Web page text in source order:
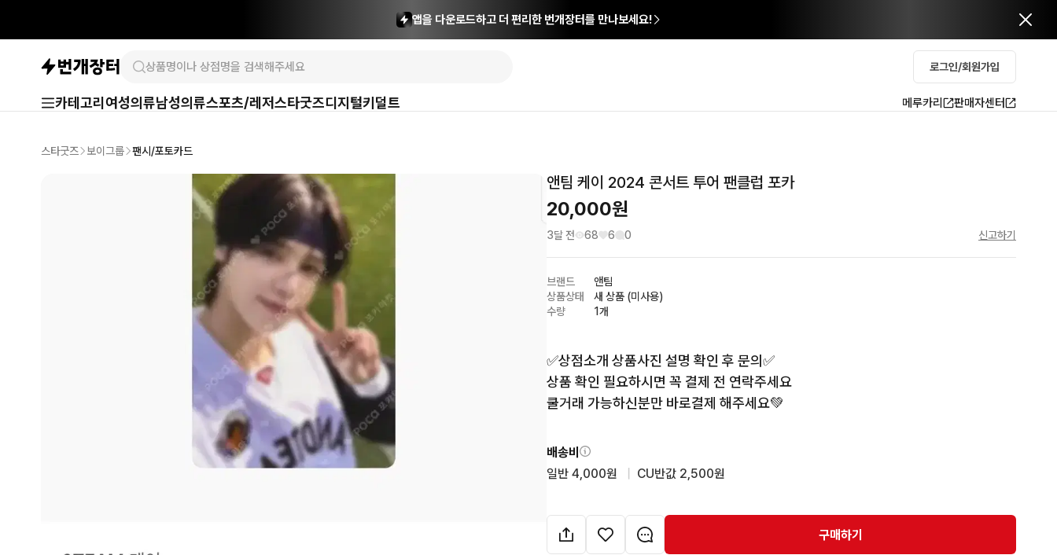
앱을 다운로드하고 더 편리한 번개장터를 만나보세요!
로그인/회원가입
카테고리 여성의류남성의류스포츠/레저스타굿즈디지털키덜트 메루카리 판매자센터
스타굿즈 보이그룹 팬시/포토카드
앤팀 케이 2024 콘서트 투어 팬클럽 포카
20,000원
3달 전 68 6 0 신고하기
브랜드
앤팀
상품상태
새 상품 (미사용)
수량
1개
✅️상점소개 상품사진 설명 확인 후 문의✅️
상품 확인 필요하시면 꼭 결제 전 연락주세요
쿨거래 가능하신분만 바로결제 해주세요💚
배송비
일반 4,000원
CU반값 2,500원
구매하기